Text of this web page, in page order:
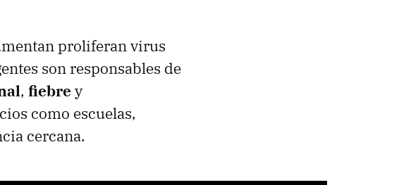
proliferan virus
son responsables de
, fiebre y
como escuelas,
cercana.